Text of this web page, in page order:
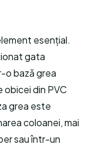
esențial.
gata
o bază grea
din PVC
grea este
coloanei, mai
sau într-un